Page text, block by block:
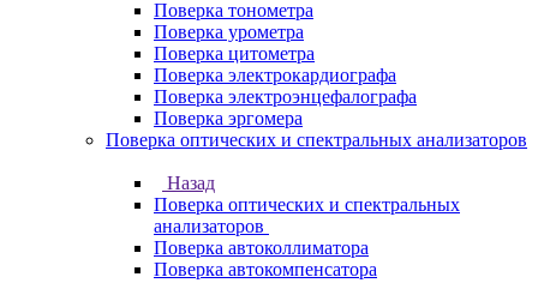
Поверка тонометра
Поверка урометра
Поверка цитометра
Поверка электрокардиографа
Поверка электроэнцефалографа
Поверка эргомера
Поверка оптических и спектральных анализаторов
Назад
Поверка оптических и спектральных
анализаторов
Поверка автоколлиматора
Поверка автокомпенсатора